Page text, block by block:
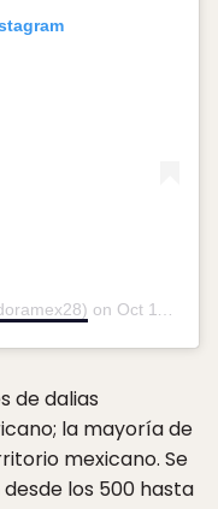
on Oct 11, 2018 at 7:23pm PDT
de dalias
la mayoría de
mexicano. Se
los 500 hasta